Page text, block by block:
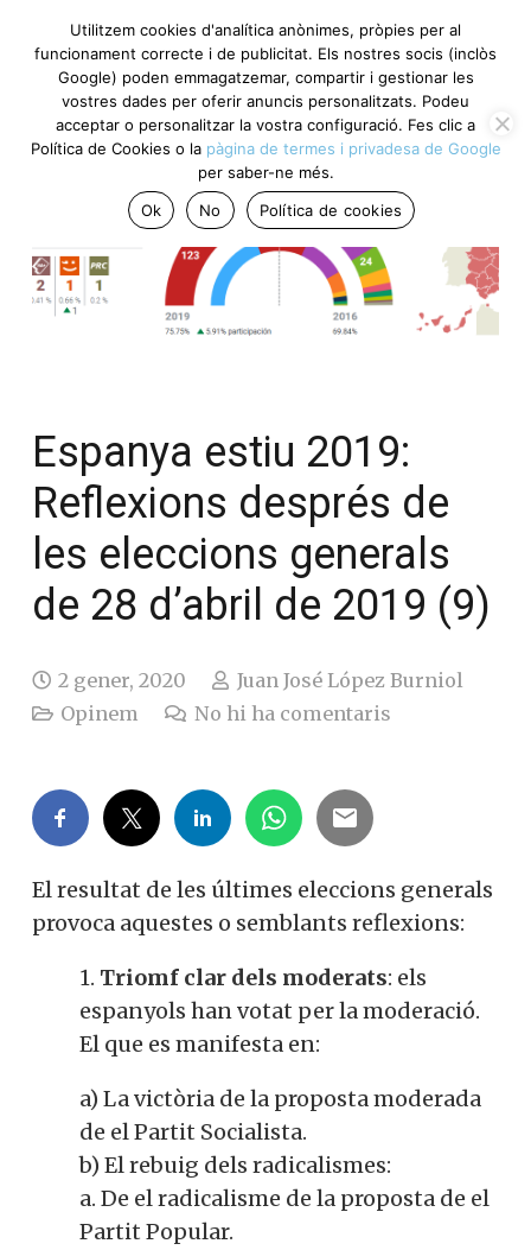
Espanya estiu 2019:
Reflexions després de
les eleccions generals
de 28 d’abril de 2019 (9)
2 gener, 2020
Juan José López Burniol
Opinem
No hi ha comentaris
El resultat de les últimes eleccions generals
provoca aquestes o semblants reflexions:
1. Triomf clar dels moderats: els
espanyols han votat per la moderació.
El que es manifesta en:
a) La victòria de la proposta moderada
de el Partit Socialista.
b) El rebuig dels radicalismes:
a. De el radicalisme de la proposta de el
Partit Popular.
Utilitzem cookies d'analítica anònimes, pròpies per al
funcionament correcte i de publicitat. Els nostres socis (inclòs
Google) poden emmagatzemar, compartir i gestionar les
vostres dades per oferir anuncis personalitzats. Podeu
acceptar o personalitzar la vostra configuració. Fes clic a
Política de Cookies o la pàgina de termes i privadesa de Google
per saber-ne més.
Ok
No Política de cookies